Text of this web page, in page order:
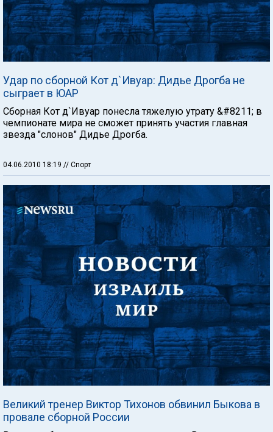
Удар по сборной Кот д`Ивуар: Дидье Дрогба не
сыграет в ЮАР
Сборная Кот д`Ивуар понесла тяжелую утрату &#8211; в
чемпионате мира не сможет принять участия главная
звезда "слонов" Дидье Дрогба.
04.06.2010 18:19 // Спорт
Великий тренер Виктор Тихонов обвинил Быкова в
провале сборной России